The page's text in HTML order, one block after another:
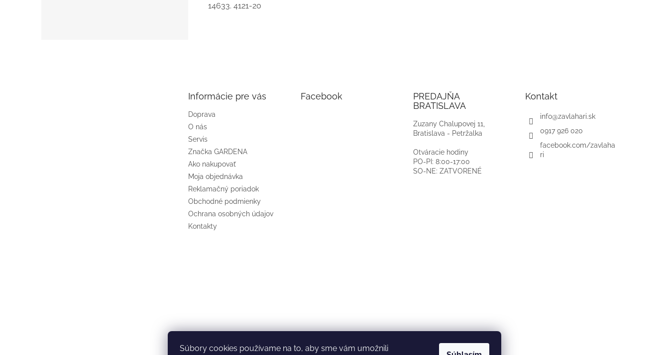
Súbory cookies používame na to, aby sme vám umožnili
14633. 4121-20
Informácie pre vás
Doprava
O nás
Servis
Značka GARDENA
Ako nakupovať
Moja objednávka
Reklamačný poriadok
Obchodné podmienky
Ochrana osobných údajov
Kontakty
Facebook
PREDAJŇA
BRATISLAVA
Zuzany Chalupovej 11,
Bratislava - Petržalka
Otváracie hodiny
PO-PI: 8:00-17:00
SO-NE: ZATVORENÉ
Kontakt
info@zavlahari.sk
0917 926 020
facebook.com/zavlaha
ri